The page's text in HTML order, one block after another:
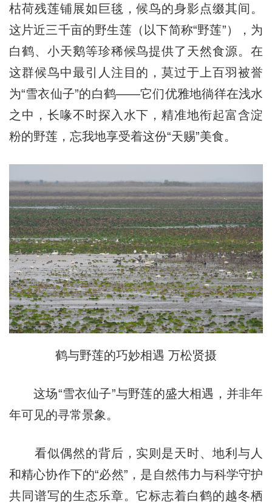
枯荷残莲铺展如巨毯，候鸟的身影点缀其间。
这片近三千亩的野生莲（以下简称“野莲”），为
白鹤、小天鹅等珍稀候鸟提供了天然食源。在
这群候鸟中最引人注目的，莫过于上百羽被誉
为“雪衣仙子”的白鹤——它们优雅地徜徉在浅水
之中，长喙不时探入水下，精准地衔起富含淀
粉的野莲，忘我地享受着这份“天赐”美食。
鹤与野莲的巧妙相遇 万松贤摄
这场“雪衣仙子”与野莲的盛大相遇，并非年
年可见的寻常景象。
看似偶然的背后，实则是天时、地利与人
和精心协作下的“必然”，是自然伟力与科学守护
共同谱写的生态乐章。它标志着白鹤的越冬栖